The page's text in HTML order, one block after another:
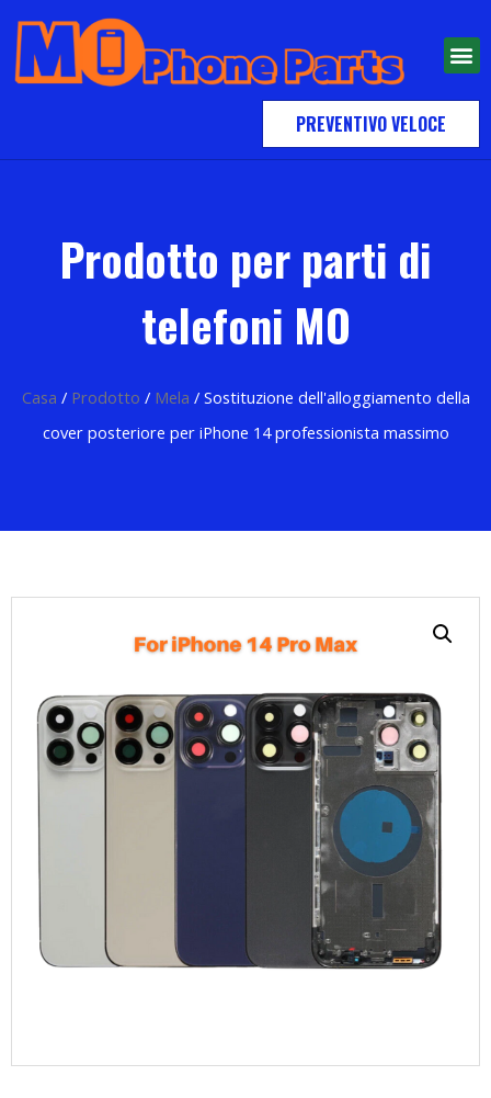
PREVENTIVO VELOCE
Prodotto per parti di
telefoni MO
Casa / Prodotto / Mela / Sostituzione dell'alloggiamento della
cover posteriore per iPhone 14 professionista massimo